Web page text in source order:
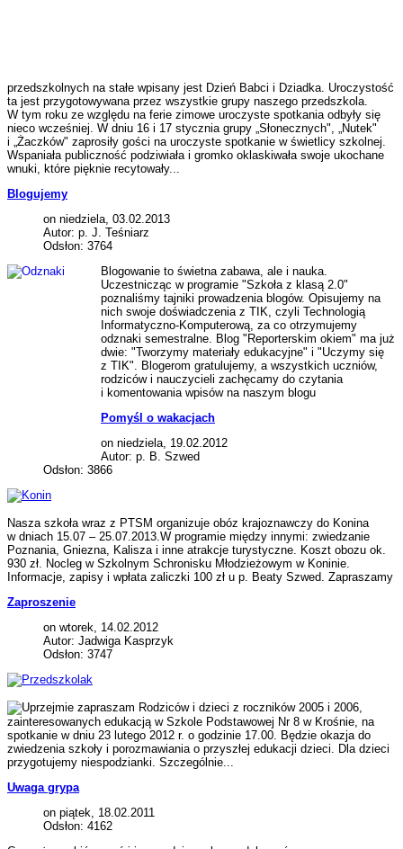
przedszkolnych na stałe wpisany jest Dzień Babci i Dziadka. Uroczystość
ta jest przygotowywana przez wszystkie grupy naszego przedszkola.
W tym roku ze względu na ferie zimowe uroczyste spotkania odbyły się
nieco wcześniej. W dniu 16 i 17 stycznia grupy „Słonecznych", „Nutek"
i „Żaczków" zaprosiły gości na uroczyste spotkanie w świetlicy szkolnej.
Wspaniała publiczność podziwiała i gromko oklaskiwała swoje ukochane
wnuki, które pięknie recytowały...
Blogujemy
on niedziela, 03.02.2013
Autor: p. J. Teśniarz
Odsłon: 3764
Blogowanie to świetna zabawa, ale i nauka.
Uczestnicząc w programie "Szkoła z klasą 2.0"
poznaliśmy tajniki prowadzenia blogów. Opisujemy na
nich swoje doświadczenia z TIK, czyli Technologią
Informatyczno-Komputerową, za co otrzymujemy
odznaki semestralne. Blog "Reporterskim okiem" ma już
dwie: "Tworzymy materiały edukacyjne" i "Uczymy się
z TIK". Blogerom gratulujemy, a wszystkich uczniów,
rodziców i nauczycieli zachęcamy do czytania
i komentowania wpisów na naszym blogu
Pomyśl o wakacjach
on niedziela, 19.02.2012
Autor: p. B. Szwed
Odsłon: 3866
Nasza szkoła wraz z PTSM organizuje obóz krajoznawczy do Konina
w dniach 15.07 – 25.07.2013.W programie między innymi: zwiedzanie
Poznania, Gniezna, Kalisza i inne atrakcje turystyczne. Koszt obozu ok.
930 zł. Nocleg w Szkolnym Schronisku Młodzieżowym w Koninie.
Informacje, zapisy i wpłata zaliczki 100 zł u p. Beaty Szwed. Zapraszamy
Zaproszenie
on wtorek, 14.02.2012
Autor: Jadwiga Kasprzyk
Odsłon: 3747
Rodziców i dzieci z roczników 2005 i 2006,
zainteresowanych edukacją w Szkole Podstawowej Nr 8 w Krośnie, na
spotkanie w dniu 23 lutego 2012 r. o godzinie 17.00. Będzie okazja do
zwiedzenia szkoły i porozmawiania o przyszłej edukacji dzieci. Dla dzieci
przygotujemy niespodzianki. Szczególnie...
Uwaga grypa
on piątek, 18.02.2011
Odsłon: 4162